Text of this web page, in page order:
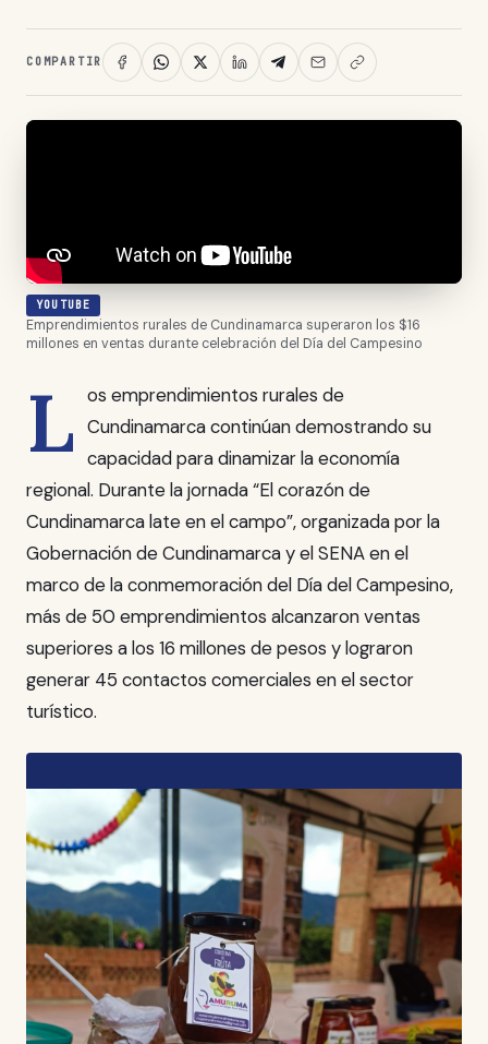
COMPARTIR
YOUTUBE
Emprendimientos rurales de Cundinamarca superaron los $16
millones en ventas durante celebración del Día del Campesino
L os emprendimientos rurales de
Cundinamarca continúan demostrando su
capacidad para dinamizar la economía
regional. Durante la jornada “El corazón de
Cundinamarca late en el campo”, organizada por la
Gobernación de Cundinamarca y el SENA en el
marco de la conmemoración del Día del Campesino,
más de 50 emprendimientos alcanzaron ventas
superiores a los 16 millones de pesos y lograron
generar 45 contactos comerciales en el sector
turístico.